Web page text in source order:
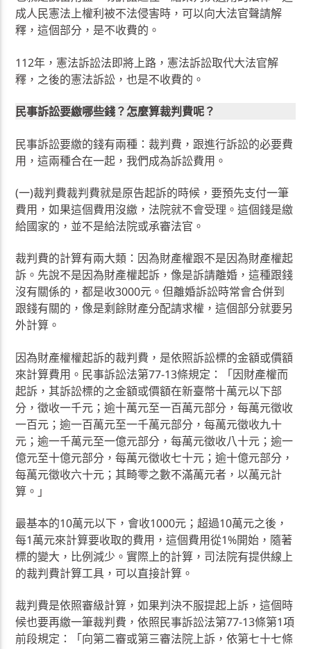
成人民憲法上權利被不法侵害時，可以向大法官聲請解
釋，這個部分，是不收費的。
112年，憲法訴訟法即將上路，憲法訴訟取代大法官解
釋，之後的憲法訴訟，也是不收費的。
民事訴訟要繳哪些錢？怎麼算裁判費呢？
民事訴訟要繳的錢有兩種：裁判費，跟進行訴訟的必要費
用，這兩種合在一起，我們成為訴訟費用。
(一)裁判費裁判費就是原告起訴的時候，要預先支付一筆
費用，如果這個費用沒繳，法院就不會受理。這個錢是繳
給國家的，並不是給法院或承審法官。
裁判費的計算有兩大類：因為財產權跟不是因為財產權起
訴。先說不是因為財產權起訴，像是訴請離婚，這種跟錢
沒有關係的，都是收3000元。但離婚訴訟時常會合併到
跟錢有關的，像是剩餘財產分配請求權，這個部分就要另
外計算。
因為財產權權起訴的裁判費，是依照訴訟標的金額或價額
來計算費用。民事訴訟法第77-13條規定：「因財產權而
起訴，其訴訟標的之金額或價額在新臺幣十萬元以下部
分，徵收一千元；逾十萬元至一百萬元部分，每萬元徵收
一百元；逾一百萬元至一千萬元部分，每萬元徵收九十
元；逾一千萬元至一億元部分，每萬元徵收八十元；逾一
億元至十億元部分，每萬元徵收七十元；逾十億元部分，
每萬元徵收六十元；其畸零之數不滿萬元者，以萬元計
算。」
最基本的10萬元以下，會收1000元；超過10萬元之後，
每1萬元來計算要收取的費用，這個費用從1%開始，隨著
標的變大，比例減少。實際上的計算，司法院有提供線上
的裁判費計算工具，可以直接計算。
裁判費是依照審級計算，如果判決不服提起上訴，這個時
候也要再繳一筆裁判費，依照民事訴訟法第77-13條第1項
前段規定：「向第二審或第三審法院上訴，依第七十七條